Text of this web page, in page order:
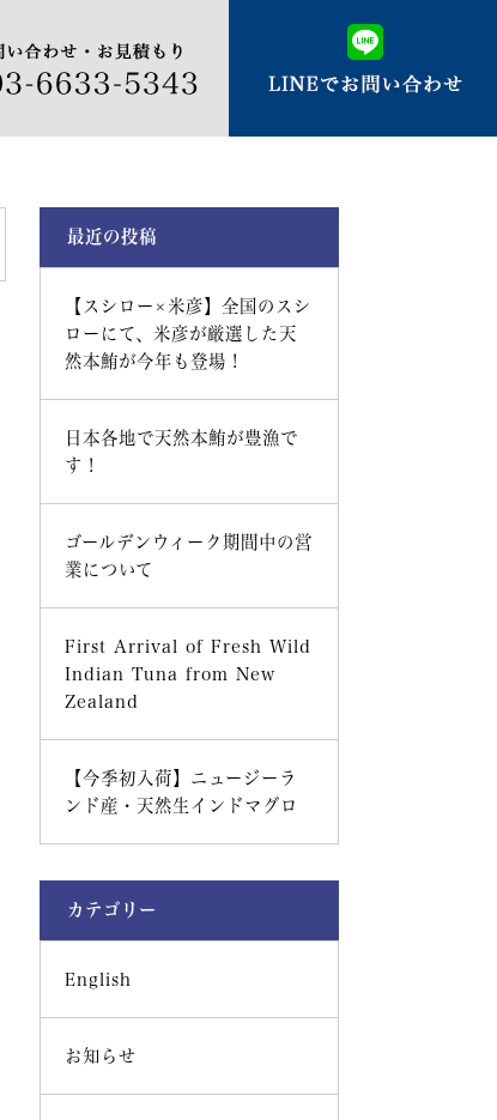
最近の投稿
【スシロー×米彦】全国のスシ
ローにて、米彦が厳選した天
然本鮪が今年も登場！
日本各地で天然本鮪が豊漁で
す！
ゴールデンウィーク期間中の営
業について
First Arrival of Fresh Wild
Indian Tuna from New
Zealand
【今季初入荷】ニュージーラ
ンド産・天然生インドマグロ
カテゴリー
English
お知らせ